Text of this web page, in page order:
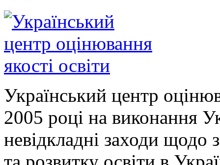
Український центр
2005 році на виконання
невідкладні заходи щодо